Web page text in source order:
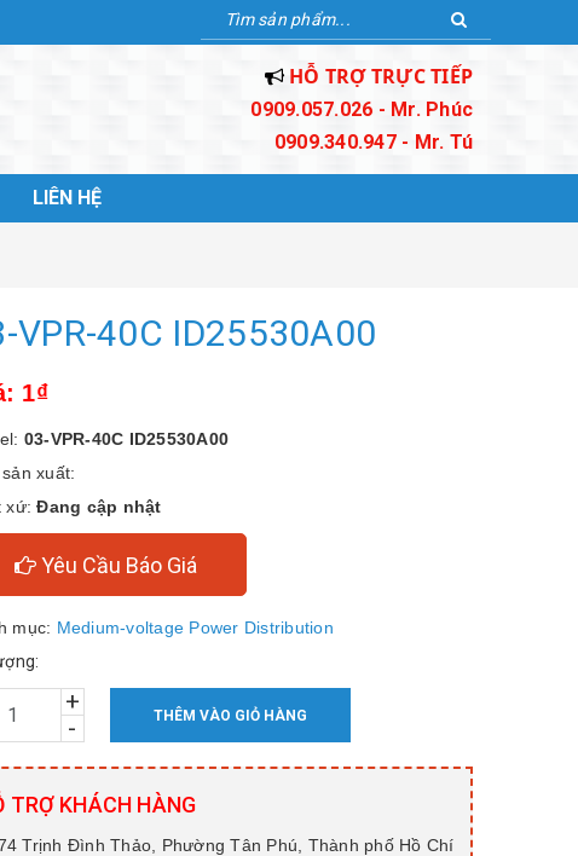
HỖ TRỢ TRỰC TIẾP
0909.057.026 - Mr. Phúc
0909.340.947 - Mr. Tú
LIÊN HỆ
VPR-40C ID25530A00
1₫
03-VPR-40C ID25530A00
xuất:
xứ:Đang cập nhật
Yêu Cầu Báo Giá
mục: Medium-voltage Power Distribution
+
-
THÊM VÀO GIỎ HÀNG
TRỢ KHÁCH HÀNG
Trịnh Đình Thảo, Phường Tân Phú, Thành phố Hồ Chí